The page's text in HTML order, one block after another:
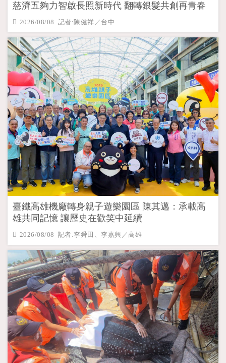
慈濟五夠力智啟長照新時代 翻轉銀髮共創再青春
2026/08/08 記者:陳健祥／台中
臺鐵高雄機廠轉身親子遊樂園區 陳其邁：承載高
雄共同記憶 讓歷史在歡笑中延續
2026/08/08 記者:李舜田、李嘉興／高雄